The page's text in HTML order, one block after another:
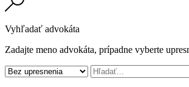
Vyhľadať advokáta
Zadajte meno advokáta, prípadne vyberte